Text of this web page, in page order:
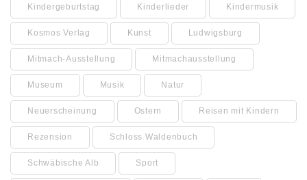
Kindergeburtstag Kinderlieder Kindermusik
Kosmos Verlag Kunst Ludwigsburg
Mitmach-Ausstellung Mitmachausstellung
Museum Musik Natur
Neuerscheinung Ostern Reisen mit Kindern
Rezension Schloss Waldenbuch
Schwäbische Alb Sport